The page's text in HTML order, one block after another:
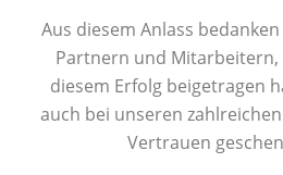
Aus diesem Anlass
Partnern und Mitarbeitern,
diesem Erfolg beigetragen
auch bei unseren
Vertrauen